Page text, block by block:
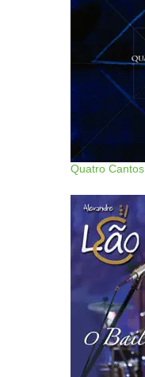
Quatro Cantos